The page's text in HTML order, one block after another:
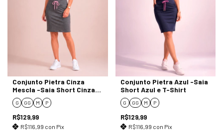
Conjunto Pietra Cinza
Mescla -Saia Short Cinza
Mescla e T-Shirt
G GG M P
R$129,99
R$116,99 con Pix
Conjunto Pietra Azul -Saia
Short Azul e T-Shirt
G GG M P
R$129,99
R$116,99 con Pix